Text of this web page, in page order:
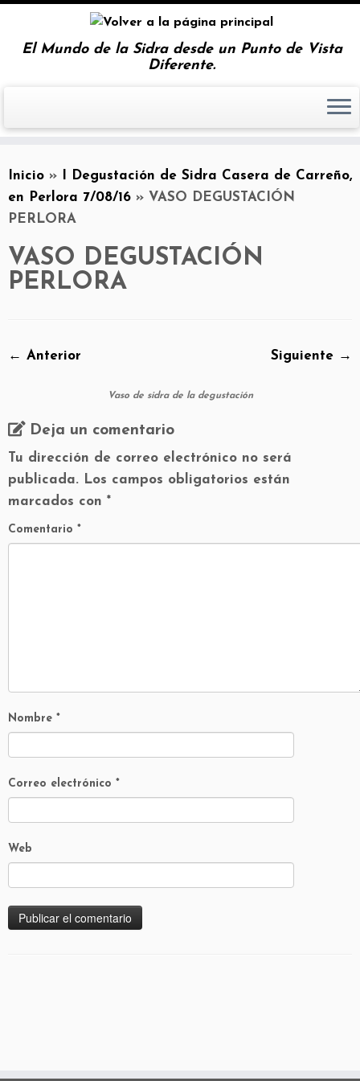
El Mundo de la Sidra desde un Punto de Vista
Diferente.
Inicio » I Degustación de Sidra Casera de Carreño,
en Perlora 7/08/16 » VASO DEGUSTACIÓN
PERLORA
VASO DEGUSTACIÓN
PERLORA
← Anterior Siguiente →
Vaso de sidra de la degustación
Deja un comentario
Tu dirección de correo electrónico no será
publicada. Los campos obligatorios están
marcados con *
Comentario *
Nombre *
Correo electrónico *
Web